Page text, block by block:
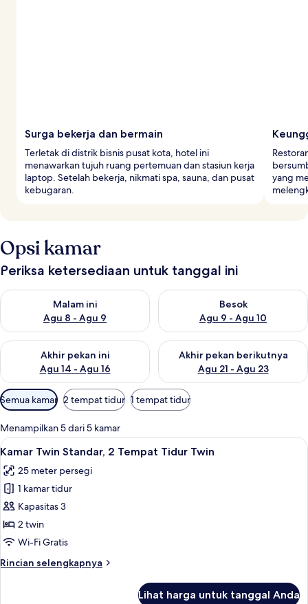
Surga bekerja dan bermain
Terletak di distrik bisnis pusat kota, hotel ini
menawarkan tujuh ruang pertemuan dan stasiun kerja
laptop. Setelah bekerja, nikmati spa, sauna, dan pusat
kebugaran.
yang
Opsi kamar
Periksa ketersediaan untuk tanggal ini
Malam ini
Agu 8 - Agu 9
Periksa ketersediaan untuk malam ini Agu 8 - Agu 9
Besok
Agu 9 - Agu 10
Periksa ketersediaan untuk
Akhir pekan ini
Agu 14 - Agu 16
Periksa ketersediaan untuk akhir pekan ini Agu 14 - Agu 16
Akhir pekan berikutnya
Agu 21 - Agu 23
Periksa ketersediaan untuk
Filter
tersedia
untuk
kamar
Semua kamar 2 tempat tidur 1 tempat tidur
Menampilkan 5 dari 5 kamar
Lihat
semua
foto
untuk
Kamar
Twin
Standar,
Tempat
Shower,
5
Kamar Twin Standar, 2 Tempat Tidur Twin
25 meter persegi
1 kamar tidur
Kapasitas 3
2 twin
Wi-Fi Gratis
Rincian selengkapnya
Rincian
Lihat harga untuk tanggal Anda